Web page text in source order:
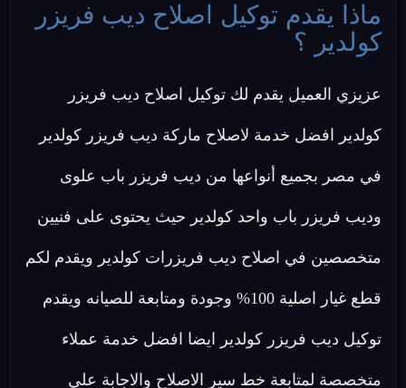
ماذا يقدم توكيل اصلاح ديب فريزر
كولدير ؟
عزيزي العميل يقدم لك توكيل اصلاح ديب فريزر
كولدير افضل خدمة لاصلاح ماركة ديب فريزر كولدير
في مصر بجميع أنواعها من ديب فريزر باب علوى
وديب فريزر باب واحد كولدير حيث يحتوى على فنيين
متخصصين في اصلاح ديب فريزرات كولدير ويقدم لكم
قطع غيار اصلية 100% وجودة ومتابعة للصيانه ويقدم
توكيل ديب فريزر كولدير ايضا افضل خدمة عملاء
متخصصة لمتابعة خط سير الاصلاح والاجابة علي